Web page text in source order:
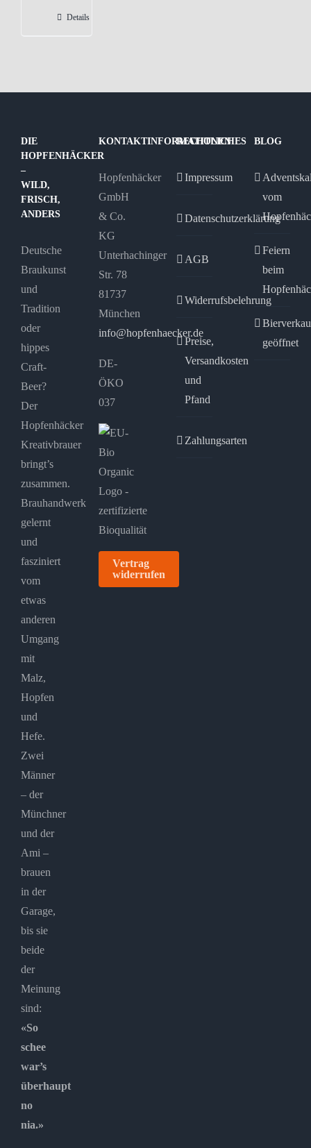
Details
DIE
HOPFENHÄCKER
–
WILD,
FRISCH,
ANDERS
Deutsche
Braukunst
und
Tradition
oder
hippes
Craft-
Beer?
Der
Hopfenhäcker
Kreativbrauer
bringt’s
zusammen.
Brauhandwerk
gelernt
und
fasziniert
vom
etwas
anderen
Umgang
mit
Malz,
Hopfen
und
Hefe.
Zwei
Männer
– der
Münchner
und der
Ami –
brauen
in der
Garage,
bis sie
beide
der
Meinung
sind:
«So
schee
war’s
überhaupt
no
nia.»
KONTAKTINFORMATIONEN
Hopfenhäcker
GmbH
& Co.
KG
Unterhachinger
Str. 78
81737
München
info@hopfenhaecker.de
DE-
ÖKO
037
Vertrag
widerrufen
RECHTLICHES
Impressum
Datenschutzerklärung
AGB
Widerrufsbelehrung
Preise,
Versandkosten
und
Pfand
Zahlungsarten
BLOG
vom
Feiern
beim
geöffnet